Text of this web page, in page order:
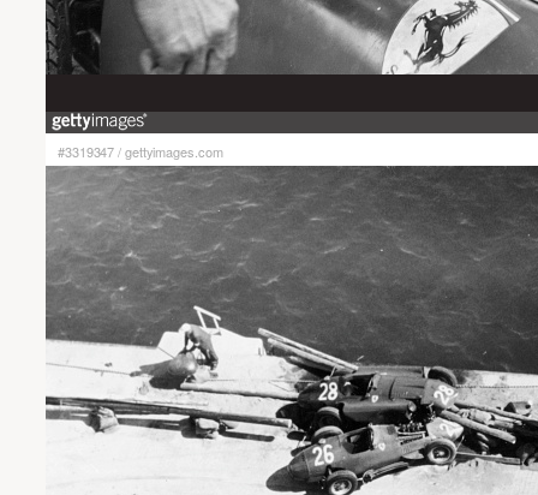
#3319347/gettyimages.com